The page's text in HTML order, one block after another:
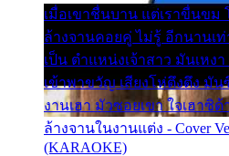
เมื่อเขาชื่นบาน แต่เราขื่นขม
ล้างจานคอยคู่ ไม่รู้ อีกนานเ
เป็น ตำแหน่งเจ้าสาว มันเห
เข้าพาขวัญ เสียงโห่ตึงตึง มั
งานเฮา มัวซอยเขา ใจเฮา
ล้างจานในงานแต่ง - Cover
(KARAOKE)